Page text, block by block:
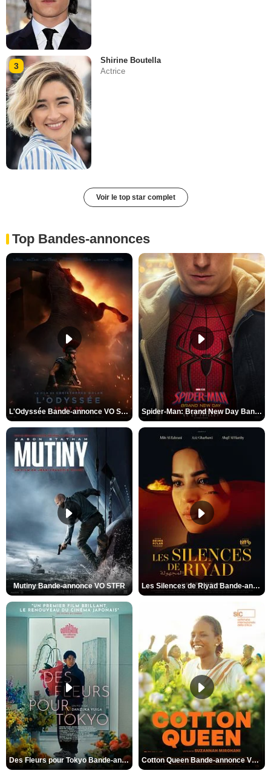
3
Shirine Boutella
Actrice
Voir le top star complet
Top Bandes-annonces
L'Odyssée Bande-annonce VO STFR Spider-Man: Brand New Day Bande-annonce VO STFR
Mutiny Bande-annonce VO STFR Les Silences de Riyad Bande-annonce VO STFR
Des Fleurs pour Tokyo Bande-annonce VO STFR Cotton Queen Bande-annonce VO STFR